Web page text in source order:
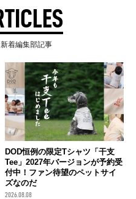
新着編集部記事
DOD恒例の限定Tシャツ「干支
Tee」2027年バージョンが予約受
付中！ファン待望のペットサイ
ズなのだ
2026.08.08